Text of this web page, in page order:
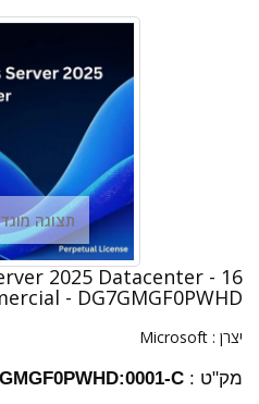
תצוגה
2025 Datacenter - 16
- DG7GMGF0PWHD
יצרן : Microsoft
מק"ט : C